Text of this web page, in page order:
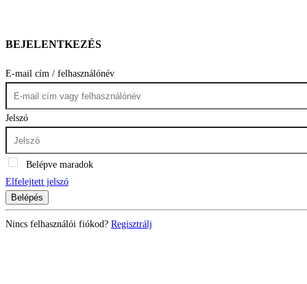
BEJELENTKEZÉS
E-mail cím / felhasználónév
Jelszó
Belépve maradok
Elfelejtett jelszó
Belépés
Nincs felhasználói fiókod? Regisztrálj